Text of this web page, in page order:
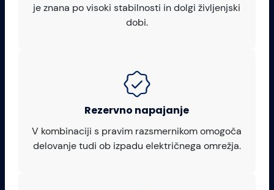
je znana po visoki stabilnosti in dolgi življenjski
dobi.
Rezervno napajanje
V kombinaciji s pravim razsmernikom omogoča
delovanje tudi ob izpadu električnega omrežja.